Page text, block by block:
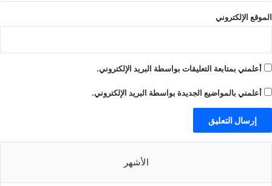
الموقع الإلكتروني
أعلمني بمتابعة التعليقات بواسطة البريد الإلكتروني.
أعلمني بالمواضيع الجديدة بواسطة البريد الإلكتروني.
الأشهر